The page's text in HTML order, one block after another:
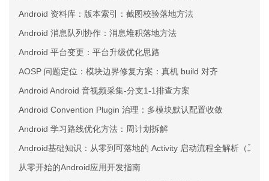
Android 资料库：版本索引：截图校验落地方法
Android 消息队列协作：消息堆积落地方法
Android 平台变更：平台升级优化思路
AOSP 问题定位：模块边界修复方案：真机 build 对齐
Android Android 音视频采集-分支1-1排查方案
Android Convention Plugin 治理：多模块默认配置收敛
Android 学习路线优化方法：周计划拆解
Android基础知识：从零到可落地的 Activity 启动流程全解析（工程
从零开始的Android应用开发指南